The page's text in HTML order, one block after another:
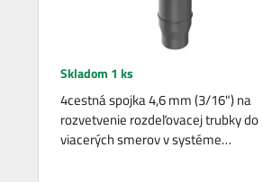
Skladom 1 ks
4cestná spojka 4,6 mm (3/16") na
rozvetvenie rozdeľovacej trubky do
viacerých smerov v systéme…